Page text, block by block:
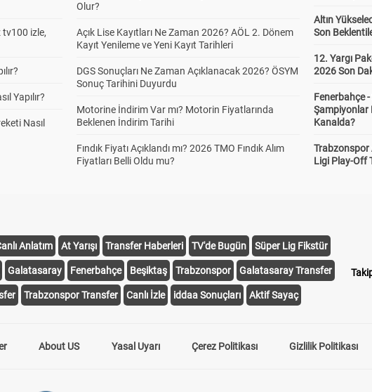
tv100 izle,
Yapılır?
Nasıl
Olur?
Açık Lise Kayıtları Ne Zaman 2026? AÖL 2. Dönem
Kayıt Yenileme ve Yeni Kayıt Tarihleri
DGS Sonuçları Ne Zaman Açıklanacak 2026? ÖSYM
Sonuç Tarihini Duyurdu
Motorine İndirim Var mı? Motorin Fiyatlarında
Beklenen İndirim Tarihi
Fındık Fiyatı Açıklandı mı? 2026 TMO Fındık Alım
Fiyatları Belli Oldu mu?
Altın
Son
12. Yargı
2026 Son
Fenerbahçe
Şampiyonlar
Kanalda?
Trabzonspor
Ligi Play-Off
Anlatım At Yarışı Transfer Haberleri TV'de Bugün Süper Lig Fikstür
Galatasaray Fenerbahçe Beşiktaş Trabzonspor Galatasaray Transfer
Trabzonspor Transfer Canlı İzle iddaa Sonuçları Aktif Sayaç
About US Yasal Uyarı Çerez Politikası Gizlilik Politikası